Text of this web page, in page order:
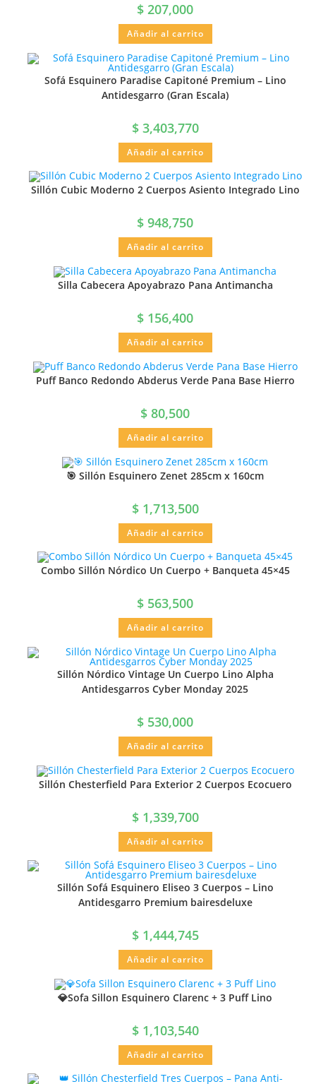
$ 207,000
Añadir al carrito
Sofá Esquinero Paradise Capitoné Premium – Lino
Antidesgarro (Gran Escala)
$3,403,770
Añadir al carrito
Sillón Cubic Moderno 2 Cuerpos Asiento Integrado Lino
$ 948,750
Añadir al carrito
Silla Cabecera Apoyabrazo Pana Antimancha
$ 156,400
Añadir al carrito
Puff Banco Redondo Abderus Verde Pana Base Hierro
$ 80,500
Añadir al carrito
🎯 Sillón Esquinero Zenet 285cm x 160cm
$1,713,500
Añadir al carrito
Combo Sillón Nórdico Un Cuerpo + Banqueta 45×45
$ 563,500
Añadir al carrito
Sillón Nórdico Vintage Un Cuerpo Lino Alpha
Antidesgarros Cyber Monday 2025
$ 530,000
Añadir al carrito
Sillón Chesterfield Para Exterior 2 Cuerpos Ecocuero
$1,339,700
Añadir al carrito
Sillón Sofá Esquinero Eliseo 3 Cuerpos – Lino
Antidesgarro Premium bairesdeluxe
$1,444,745
Añadir al carrito
💎Sofa Sillon Esquinero Clarenc + 3 Puff Lino
$1,103,540
Añadir al carrito